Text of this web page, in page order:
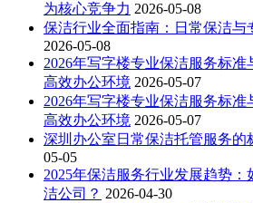
为核心竞争力 2026-05-08
保洁行业全面指南：日常保洁与
2026-05-08
2026年写字楼专业保洁服务标
高效办公环境 2026-05-07
2026年写字楼专业保洁服务标
高效办公环境 2026-05-07
深圳办公室日常保洁托管服务的
05-05
2025年保洁服务行业发展趋势
洁公司？ 2026-04-30